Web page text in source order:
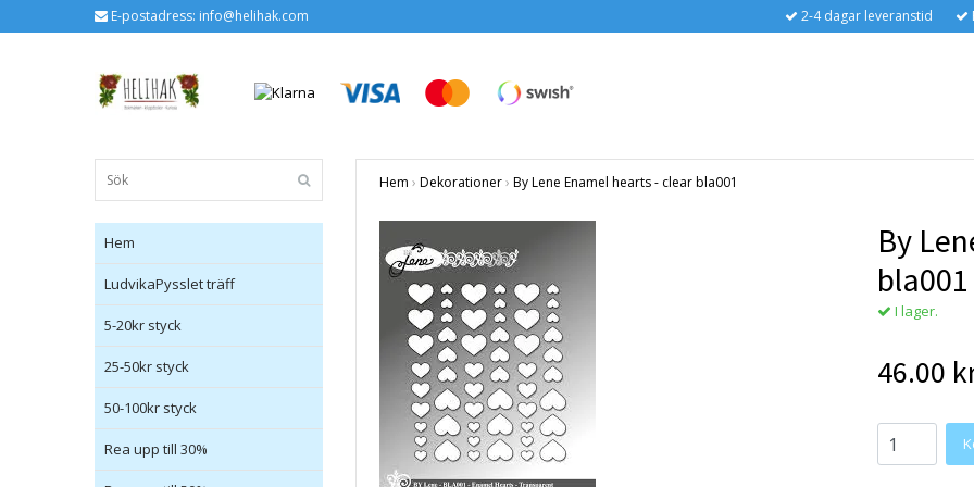
E-postadress: info@helihak.com 2-4 dagar leveranstid
Hem
LudvikaPysslet träff
5-20kr styck
25-50kr styck
50-100kr styck
Rea upp till 30%
Hem › Dekorationer› By Lene Enamel hearts - clear bla001
By
bla001
I lager.
46.00